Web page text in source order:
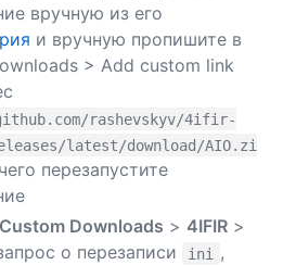
вручную из его
и вручную пропишите в
> Add custom link
rashevskyv/4ifir-
latest/download/AIO.zi
перезапустите
Custom Downloads > 4IFIR >
о перезаписи ini
,